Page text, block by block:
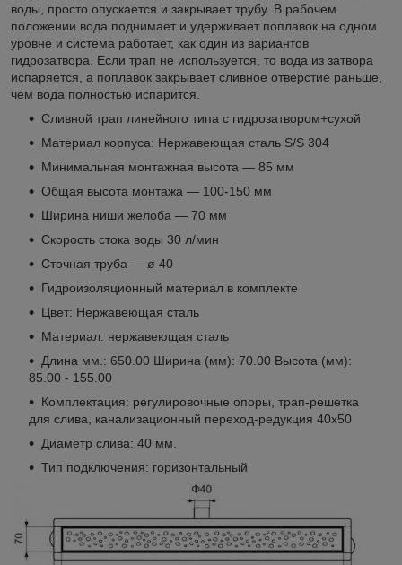
воды, просто опускается и закрывает трубу. В рабочем
положении вода поднимает и удерживает поплавок на одном
уровне и система работает, как один из вариантов
гидрозатвора. Если трап не используется, то вода из затвора
испаряется, а поплавок закрывает сливное отверстие раньше,
чем вода полностью испарится.
Сливной трап линейного типа с гидрозатвором+сухой
Материал корпуса: Нержавеющая сталь S/S 304
Минимальная монтажная высота ― 85 мм
Общая высота монтажа ― 100-150 мм
Ширина ниши желоба ― 70 мм
Скорость стока воды 30 л/мин
Сточная труба ― ø 40
Гидроизоляционный материал в комплекте
Цвет: Нержавеющая сталь
Материал: нержавеющая сталь
Длина мм.: 650.00 Ширина (мм): 70.00 Высота (мм):
85.00 - 155.00
Комплектация: регулировочные опоры, трап-решетка
для слива, канализационный переход-редукция 40х50
Диаметр слива: 40 мм.
Тип подключения: горизонтальный